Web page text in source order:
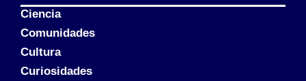
Ciencia
Comunidades
Cultura
Curiosidades